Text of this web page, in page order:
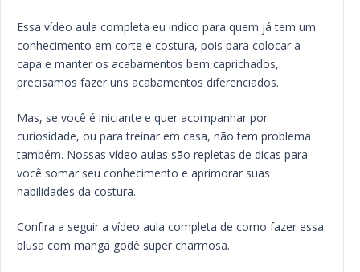
Essa vídeo aula completa eu indico para quem já tem um
conhecimento em corte e costura, pois para colocar a
capa e manter os acabamentos bem caprichados,
precisamos fazer uns acabamentos diferenciados.
Mas, se você é iniciante e quer acompanhar por
curiosidade, ou para treinar em casa, não tem problema
também. Nossas vídeo aulas são repletas de dicas para
você somar seu conhecimento e aprimorar suas
habilidades da costura.
Confira a seguir a vídeo aula completa de como fazer essa
blusa com manga godê super charmosa.